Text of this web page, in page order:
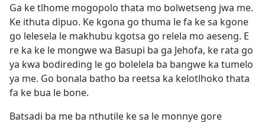
Ga ke tlhome mogopolo thata mo bolwetseng jwa me.
Ke ithuta dipuo. Ke kgona go thuma le fa ke sa kgone
go lelesela le makhubu kgotsa go relela mo aeseng. E
re ka ke le mongwe wa Basupi ba ga Jehofa, ke rata go
ya kwa bodireding le go bolelela ba bangwe ka tumelo
ya me. Go bonala batho ba reetsa ka kelotlhoko thata
fa ke bua le bone.
Batsadi ba me ba nthutile ke sa le monnye gore